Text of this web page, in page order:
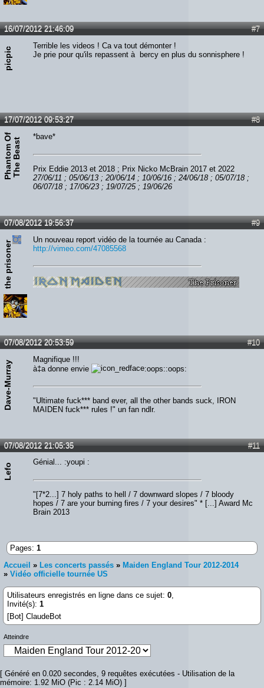
#7
16/07/2012 21:46:09
picpic
Terrible les videos ! Ca va tout démonter !
Je prie pour qu'ils repassent à bercy en plus du sonnisphere !
#8
17/07/2012 09:53:27
P
h
a
n
t
o
m
O
f
T
h
e
B
e
a
st
*bave*
Prix Eddie 2013 et 2018 ; Prix Nicko McBrain 2017 et 2022
27/06/11 ; 05/06/13 ; 20/06/14 ; 10/06/16 ; 24/06/18 ; 05/07/18 ;
06/07/18 ; 17/06/23 ; 19/07/25 ; 19/06/26
#9
07/08/2012 19:56:37
the prisoner
Un nouveau report vidéo de la tournée au Canada :
http://vimeo.com/47085568
#10
07/08/2012 20:53:59
Dave-Murray
Magnifique !!!
à‡a donne envie
:oops::oops:
"Ultimate fuck*** band ever, all the other bands suck, IRON
MAIDEN fuck*** rules !" un fan ndlr.
#11
07/08/2012 21:05:35
Lefo
Génial... :youpi :
"[7*2...] 7 holy paths to hell / 7 downward slopes / 7 bloody
hopes / 7 are your burning fires / 7 your desires" * [...] Award Mc
Brain 2013
Pages: 1
Accueil » Les concerts passés » Maiden England Tour 2012-2014
» Vidéo officielle tournée US
Utilisateurs enregistrés en ligne dans ce sujet: 0,
Invité(s): 1
[Bot] ClaudeBot
Atteindre
[ Généré en 0.020 secondes, 9 requêtes exécutées - Utilisation de la
mémoire: 1.92 MiO (Pic : 2.14 MiO) ]